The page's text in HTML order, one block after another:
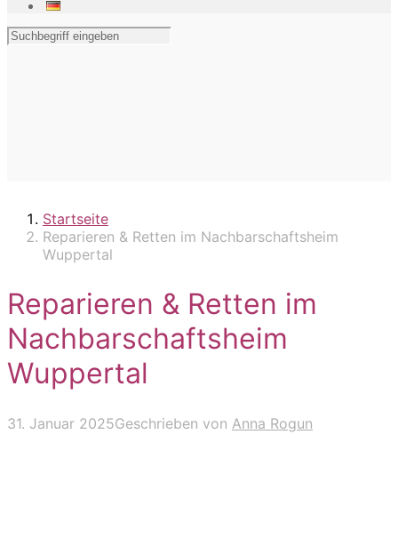
Startseite
Reparieren & Retten im Nachbarschaftsheim
Wuppertal
Reparieren & Retten im
Nachbarschaftsheim
Wuppertal
31. Januar 2025Geschrieben von Anna Rogun